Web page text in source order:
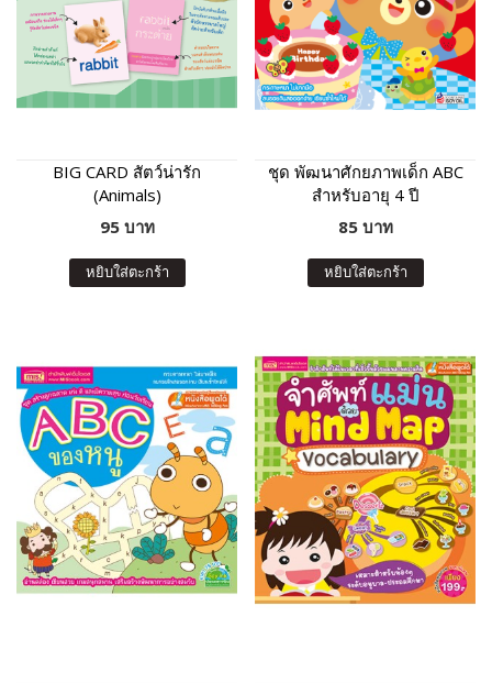
BIG CARD สัตว์น่ารัก
(Animals)
95 บาท
หยิบใส่ตะกร้า
ชุด พัฒนาศักยภาพเด็ก ABC
สำหรับอายุ 4 ปี
85 บาท
หยิบใส่ตะกร้า